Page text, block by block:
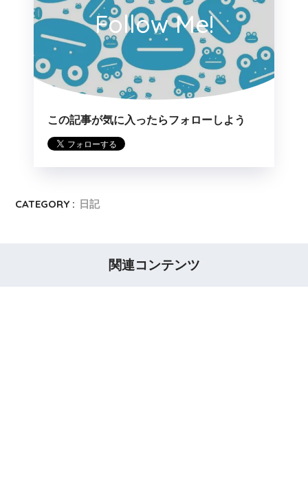
Follow Me!
この記事が気に入ったらフォローしよう
CATEGORY : 日記
関連コンテンツ